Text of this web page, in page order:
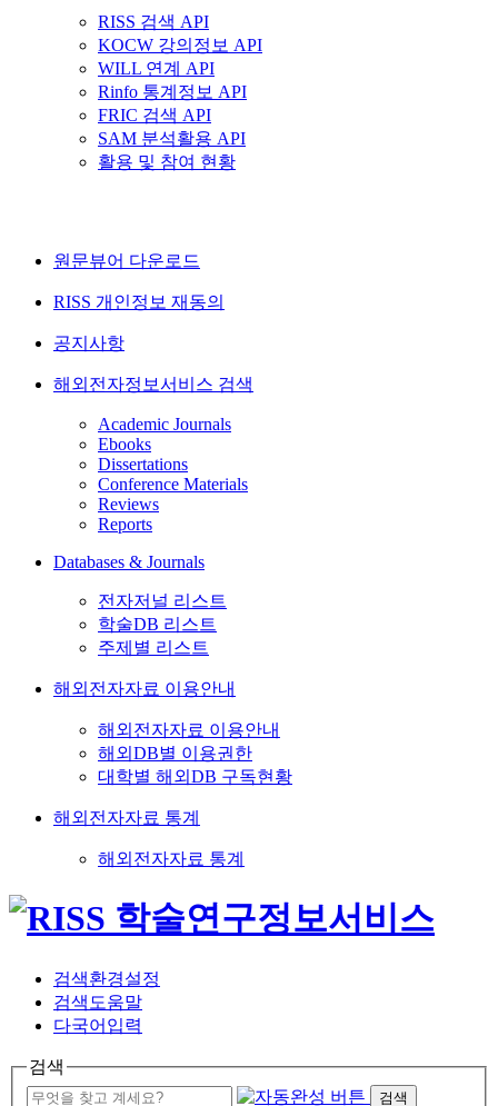
RISS 검색 API
KOCW 강의정보 API
WILL 연계 API
Rinfo 통계정보 API
FRIC 검색 API
SAM 분석활용 API
활용 및 참여 현황
원문뷰어 다운로드
RISS 개인정보 재동의
공지사항
해외전자정보서비스 검색
Academic Journals
Ebooks
Dissertations
Conference Materials
Reviews
Reports
Databases & Journals
전자저널 리스트
학술DB 리스트
주제별 리스트
해외전자자료 이용안내
해외전자자료 이용안내
해외DB별 이용권한
대학별 해외DB 구독현황
해외전자자료 통계
해외전자자료 통계
검색환경설정
검색도움말
다국어입력
검색
검색